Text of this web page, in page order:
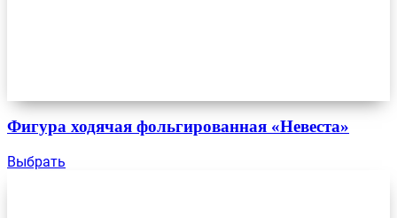
Фигура ходячая фольгированная «Невеста»
Выбрать